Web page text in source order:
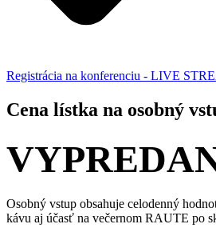
Registrácia na konferenciu - LIVE
Cena lístka na osobný
Osobný vstup obsahuje celodenný
kávu aj účasť na večernom RAUTE po